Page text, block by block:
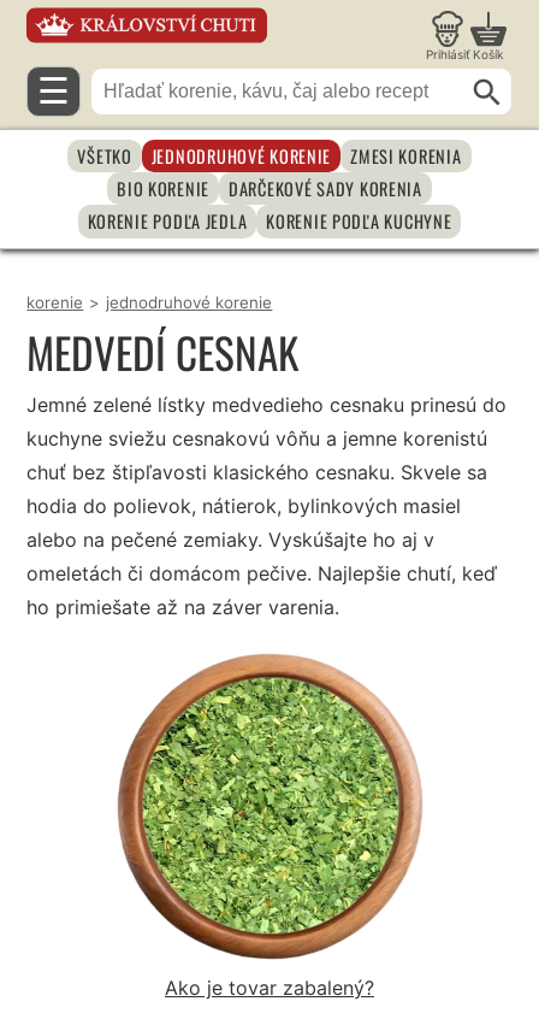
Prihlásiť Košík
☰
VŠETKO JEDNODRUHOVÉ KORENIE
ZMESI KORENIA
BIO KORENIE
DARČEKOVÉ SADY KORENIA
KORENIE PODĽA JEDLA
KORENIE PODĽA KUCHYNE
korenie > jednodruhové korenie
MEDVEDÍ CESNAK
Jemné zelené lístky medvedieho cesnaku prinesú do
kuchyne sviežu cesnakovú vôňu a jemne korenistú
chuť bez štipľavosti klasického cesnaku. Skvele sa
hodia do polievok, nátierok, bylinkových masiel
alebo na pečené zemiaky. Vyskúšajte ho aj v
omeletách či domácom pečive. Najlepšie chutí, keď
ho primiešate až na záver varenia.
Ako je tovar zabalený?